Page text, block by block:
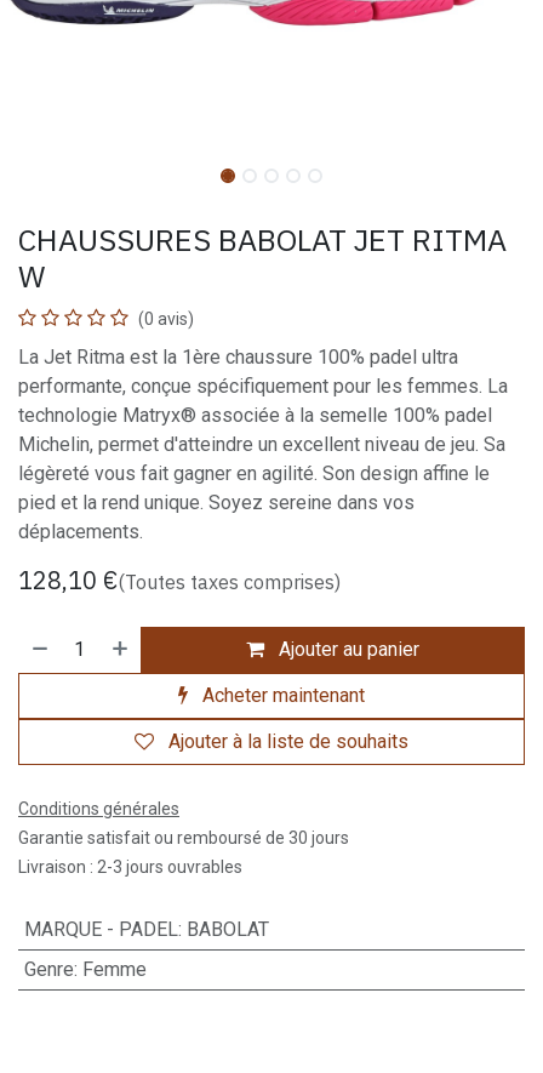
CHAUSSURES BABOLAT JET RITMA
W
(0 avis)
La Jet Ritma est la 1ère chaussure 100% padel ultra
performante, conçue spécifiquement pour les femmes. La
technologie Matryx® associée à la semelle 100% padel
Michelin, permet d'atteindre un excellent niveau de jeu. Sa
légèreté vous fait gagner en agilité. Son design affine le
pied et la rend unique. Soyez sereine dans vos
déplacements.
128,10 €(Toutes taxes comprises)
Ajouter au panier
Acheter maintenant
Ajouter à la liste de souhaits
Conditions générales
Garantie satisfait ou remboursé de 30 jours
Livraison : 2-3 jours ouvrables
MARQUE - PADEL: BABOLAT
Genre: Femme